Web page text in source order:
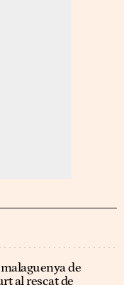
de
al rescat de